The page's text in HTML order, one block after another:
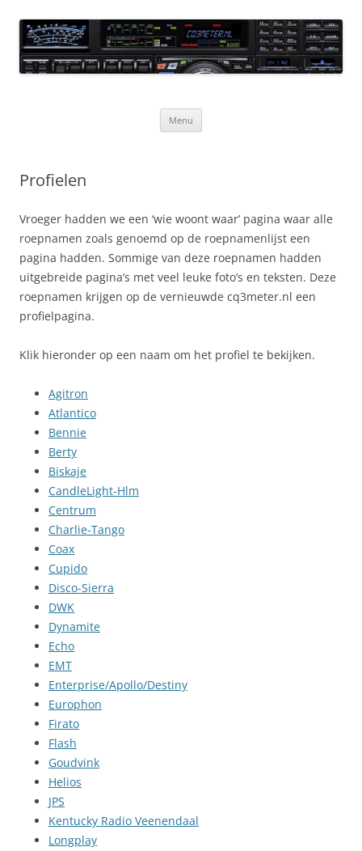
naar
de
inhoud CQ3meter
Website door en voor radio-amateurs
Menu
Profielen
Vroeger hadden we een ‘wie woont waar’ pagina waar alle
roepnamen zoals genoemd op de roepnamenlijst een
pagina hadden. Sommige van deze roepnamen hadden
uitgebreide pagina’s met veel leuke foto’s en teksten. Deze
roepnamen krijgen op de vernieuwde cq3meter.nl een
profielpagina.
Klik hieronder op een naam om het profiel te bekijken.
Agitron
Atlantico
Bennie
Berty
Biskaje
CandleLight-Hlm
Centrum
Charlie-Tango
Coax
Cupido
Disco-Sierra
DWK
Dynamite
Echo
EMT
Enterprise/Apollo/Destiny
Europhon
Firato
Flash
Goudvink
Helios
JPS
Kentucky Radio Veenendaal
Longplay